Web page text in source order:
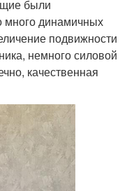
были
динамичных
подвижности
немного силовой
качественная